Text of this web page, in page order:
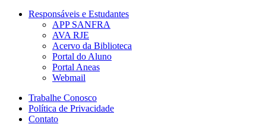
Responsáveis e Estudantes
APP SANFRA
AVA RJE
Acervo da Biblioteca
Portal do Aluno
Portal Aneas
Webmail
Trabalhe Conosco
Política de Privacidade
Contato